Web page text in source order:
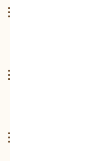
⋮
⋮
⋮